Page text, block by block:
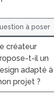
à poser
créateur
t-il un
adapté à
projet ?